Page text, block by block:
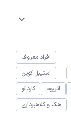
افراد معروف
استیبل کوین
اتریوم
کاردانو
هک و کلاهبرداری